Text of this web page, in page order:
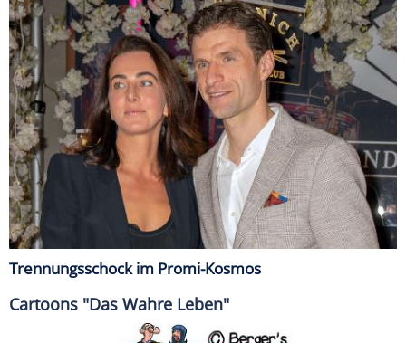
Trennungsschock im Promi-Kosmos
Cartoons "Das Wahre Leben"